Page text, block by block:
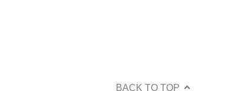
BACK TO TOP